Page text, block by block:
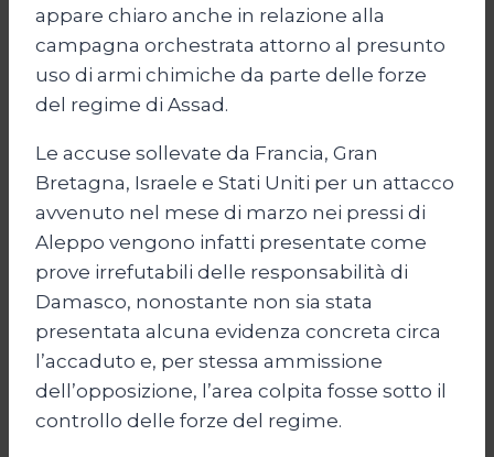
appare chiaro anche in relazione alla
campagna orchestrata attorno al presunto
uso di armi chimiche da parte delle forze
del regime di Assad.
Le accuse sollevate da Francia, Gran
Bretagna, Israele e Stati Uniti per un attacco
avvenuto nel mese di marzo nei pressi di
Aleppo vengono infatti presentate come
prove irrefutabili delle responsabilità di
Damasco, nonostante non sia stata
presentata alcuna evidenza concreta circa
l’accaduto e, per stessa ammissione
dell’opposizione, l’area colpita fosse sotto il
controllo delle forze del regime.